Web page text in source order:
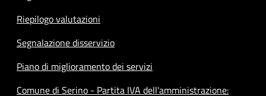
Riepilogo valutazioni
Segnalazione disservizio
Piano di miglioramento dei servizi
Comune di Serino - Partita IVA dell'amministrazione: